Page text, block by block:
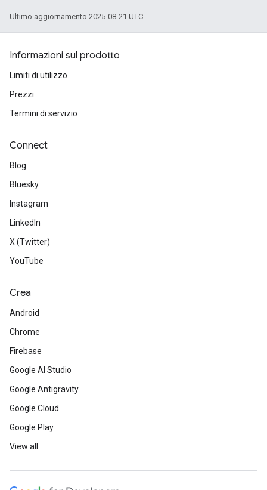
Ultimo aggiornamento 2025-08-21 UTC.
Informazioni sul prodotto
Limiti di utilizzo
Prezzi
Termini di servizio
Connect
Blog
Bluesky
Instagram
LinkedIn
X (Twitter)
YouTube
Crea
Android
Chrome
Firebase
Google AI Studio
Google Antigravity
Google Cloud
Google Play
View all